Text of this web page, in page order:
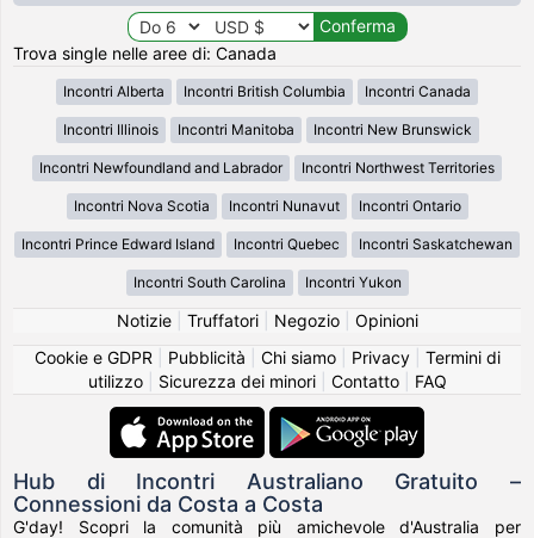
Trova single nelle aree di: Canada
Incontri Alberta Incontri British Columbia Incontri Canada
Incontri Illinois Incontri Manitoba Incontri New Brunswick
Incontri Newfoundland and Labrador Incontri Northwest Territories
Incontri Nova Scotia Incontri Nunavut Incontri Ontario
Incontri Prince Edward Island Incontri Quebec Incontri Saskatchewan
Incontri South Carolina Incontri Yukon
Notizie| Truffatori| Negozio| Opinioni
Cookie e GDPR
Pubblicità Chi siamo| Privacy| Termini di
utilizzo| Sicurezza dei minori| Contatto| FAQ
Hub di Incontri Australiano Gratuito –
Connessioni da Costa a Costa
G'day! Scopri la comunità più amichevole d'Australia per